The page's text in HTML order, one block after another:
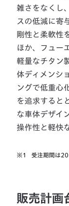
雑さをなくし
スの低減に寄
剛性と柔軟性
ほか、フュー
軽量なチタン
体ディメンシ
ングで低重心
を追求すると
な車体デザイ
操作性と軽快
※1 受注期間は
販売計画